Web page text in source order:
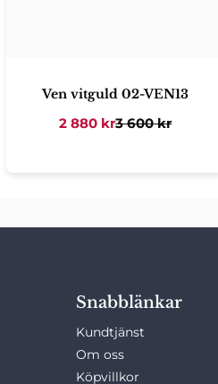
Ven vitguld 02-VEN13
2 880 kr3 600kr
Snabblänkar
Kundtjänst
Om oss
Köpvillkor